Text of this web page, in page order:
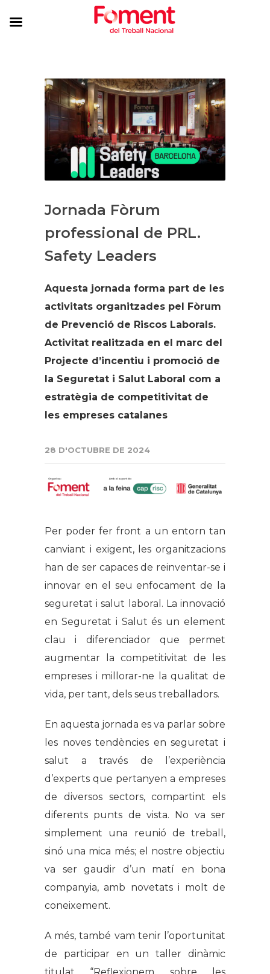
Jornada Fòrum
professional de PRL.
Safety Leaders
Aquesta jornada forma part de les
activitats organitzades pel Fòrum
de Prevenció de Riscos Laborals.
Activitat realitzada en el marc del
Projecte d’incentiu i promoció de
la Seguretat i Salut Laboral com a
estratègia de competitivitat de
les empreses catalanes
28 D'OCTUBRE DE 2024
Per poder fer front a un entorn tan
canviant i exigent, les organitzacions
han de ser capaces de reinventar-se i
innovar en el seu enfocament de la
seguretat i salut laboral. La innovació
en Seguretat i Salut és un element
clau i diferenciador que permet
augmentar la competitivitat de les
empreses i millorar-ne la qualitat de
vida, per tant, dels seus treballadors.
En aquesta jornada es va parlar sobre
les noves tendències en seguretat i
salut a través de l’experiència
d’experts que pertanyen a empreses
de diversos sectors, compartint els
diferents punts de vista. No va ser
simplement una reunió de treball,
sinó una mica més; el nostre objectiu
va ser gaudir d’un matí en bona
companyia, amb novetats i molt de
coneixement.
A més, també vam tenir l’oportunitat
de participar en un taller dinàmic